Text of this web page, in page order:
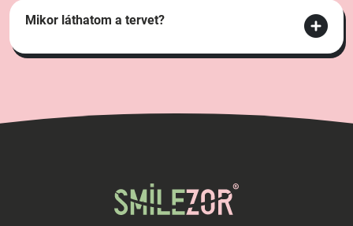
Mikor láthatom a tervet?